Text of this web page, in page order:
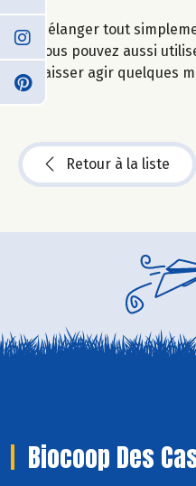
Mélanger tout
Vous pouvez aussi
Laisser agir quelques
Retour à la liste
Biocoop Des